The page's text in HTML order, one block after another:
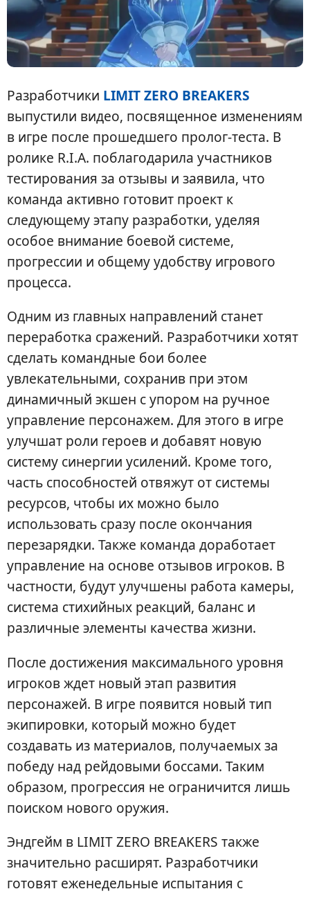
Разработчики LIMIT ZERO BREAKERS
выпустили видео, посвященное изменениям
в игре после прошедшего пролог-теста. В
ролике R.I.A. поблагодарила участников
тестирования за отзывы и заявила, что
команда активно готовит проект к
следующему этапу разработки, уделяя
особое внимание боевой системе,
прогрессии и общему удобству игрового
процесса.
Одним из главных направлений станет
переработка сражений. Разработчики хотят
сделать командные бои более
увлекательными, сохранив при этом
динамичный экшен с упором на ручное
управление персонажем. Для этого в игре
улучшат роли героев и добавят новую
систему синергии усилений. Кроме того,
часть способностей отвяжут от системы
ресурсов, чтобы их можно было
использовать сразу после окончания
перезарядки. Также команда доработает
управление на основе отзывов игроков. В
частности, будут улучшены работа камеры,
система стихийных реакций, баланс и
различные элементы качества жизни.
После достижения максимального уровня
игроков ждет новый этап развития
персонажей. В игре появится новый тип
экипировки, который можно будет
создавать из материалов, получаемых за
победу над рейдовыми боссами. Таким
образом, прогрессия не ограничится лишь
поиском нового оружия.
Эндгейм в LIMIT ZERO BREAKERS также
значительно расширят. Разработчики
готовят еженедельные испытания с